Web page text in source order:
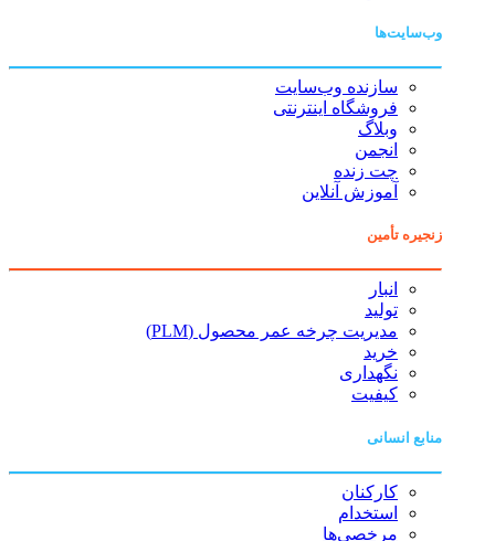
وب‌سایت‌ها
سازنده وب‌سایت
فروشگاه اینترنتی
وبلاگ
انجمن
چت زنده
آموزش آنلاین
زنجیره تأمین
انبار
تولید
مدیریت چرخه عمر محصول (PLM)
خرید
نگهداری
کیفیت
منابع انسانی
کارکنان
استخدام
مرخصی‌ها